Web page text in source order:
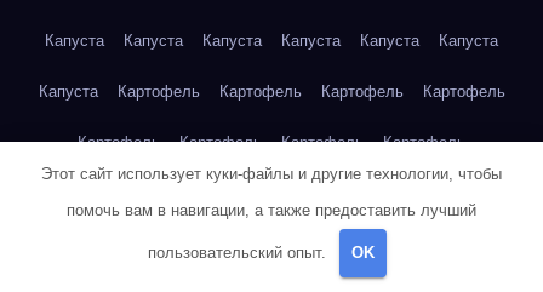
Капуста Капуста Капуста Капуста Капуста Капуста
Капуста Картофель Картофель Картофель Картофель
Картофель Картофель Картофель Картофель
Кейптаун Кейптаун
Этот сайт использует куки-файлы и другие технологии, чтобы
помочь вам в навигации, а также предоставить лучший
пользовательский опыт. OK